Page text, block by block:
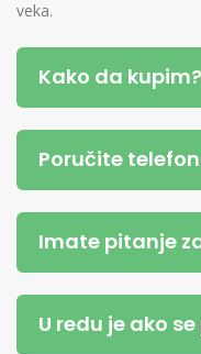
veka.
Kako da kupim?
Poručite
Imate pitanje
U redu je ako